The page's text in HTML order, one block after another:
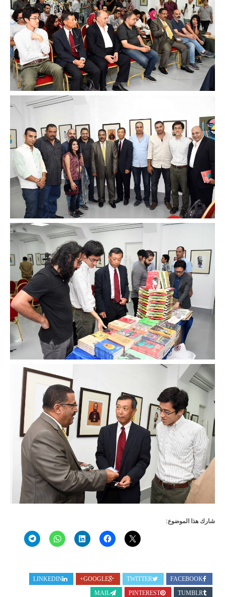
شارك هذا الموضوع:
FACEBOOK
TWITTER
GOOGLE+
LINKEDIN
TUMBLR
PINTEREST
MAIL